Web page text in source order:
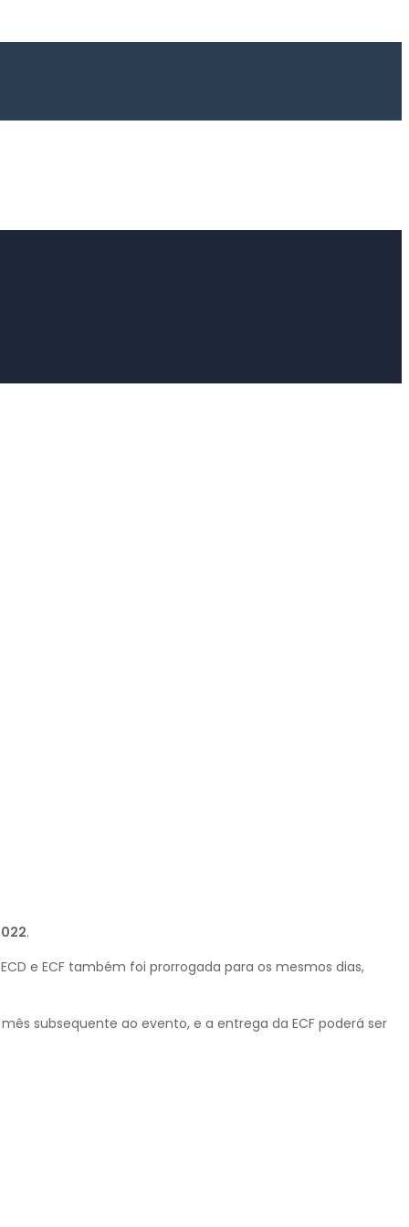
.
e ECF também foi prorrogada para os mesmos dias,
subsequente ao evento, e a entrega da ECF poderá ser